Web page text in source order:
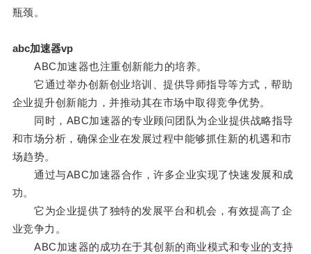
瓶颈。
abc加速器vp
ABC加速器也注重创新能力的培养。
它通过举办创新创业培训、提供导师指导等方式，帮助
企业提升创新能力，并推动其在市场中取得竞争优势。
同时，ABC加速器的专业顾问团队为企业提供战略指导
和市场分析，确保企业在发展过程中能够抓住新的机遇和市
场趋势。
通过与ABC加速器合作，许多企业实现了快速发展和成
功。
它为企业提供了独特的发展平台和机会，有效提高了企
业竞争力。
ABC加速器的成功在于其创新的商业模式和专业的支持